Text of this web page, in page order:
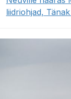
liidriohjad,